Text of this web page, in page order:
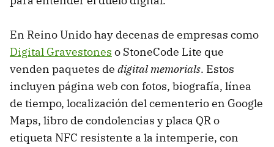
En Reino Unido hay decenas de empresas como
Digital Gravestones o StoneCode Lite que
venden paquetes de digital memorials. Estos
incluyen página web con fotos, biografía, línea
de tiempo, localización del cementerio en Google
Maps, libro de condolencias y placa QR o
etiqueta NFC resistente a la intemperie, con